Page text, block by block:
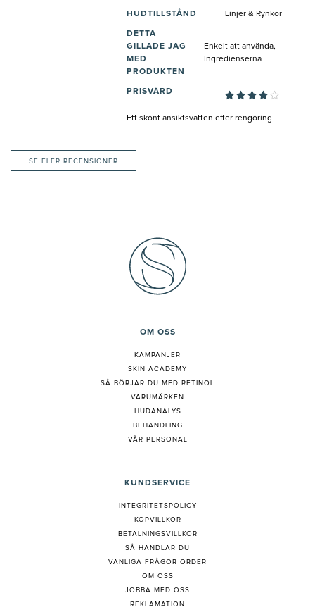
HUDTILLSTÅND Linjer & Rynkor
DETTA
GILLADE JAG
MED
PRODUKTEN
Enkelt att använda,
Ingredienserna
PRISVÄRD
Ett skönt ansiktsvatten efter rengöring
SE FLER RECENSIONER
OM OSS
KAMPANJER
SKIN ACADEMY
SÅ BÖRJAR DU MED RETINOL
VARUMÄRKEN
HUDANALYS
BEHANDLING
VÅR PERSONAL
KUNDSERVICE
INTEGRITETSPOLICY
KÖPVILLKOR
BETALNINGSVILLKOR
SÅ HANDLAR DU
VANLIGA FRÅGOR ORDER
OM OSS
JOBBA MED OSS
REKLAMATION